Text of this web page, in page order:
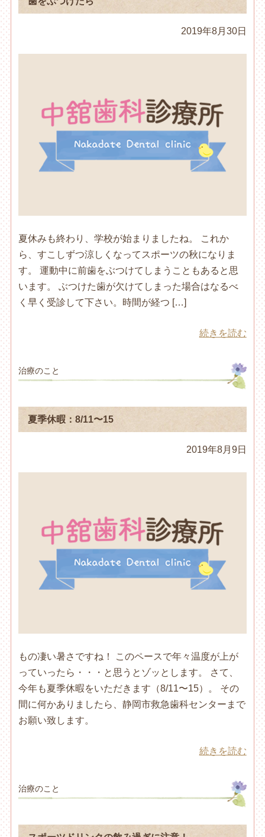
2019年8月30日
夏休みも終わり、学校が始まりましたね。 これか
ら、すこしずつ涼しくなってスポーツの秋になりま
す。 運動中に前歯をぶつけてしまうこともあると思
います。 ぶつけた歯が欠けてしまった場合はなるべ
く早く受診して下さい。時間が経つ […]
続きを読む
治療のこと
夏季休暇：8/11〜15
2019年8月9日
もの凄い暑さですね！ このペースで年々温度が上が
っていったら・・・と思うとゾッとします。 さて、
今年も夏季休暇をいただきます（8/11〜15）。 その
間に何かありましたら、静岡市救急歯科センターまで
お願い致します。
続きを読む
治療のこと